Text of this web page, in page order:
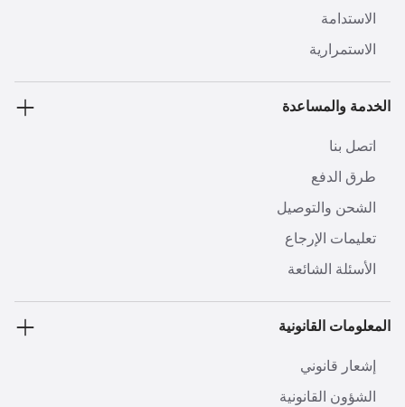
الاستدامة
الاستمرارية
الخدمة والمساعدة
اتصل بنا
طرق الدفع
الشحن والتوصيل
تعليمات الإرجاع
الأسئلة الشائعة
المعلومات القانونية
إشعار قانوني
الشؤون القانونية